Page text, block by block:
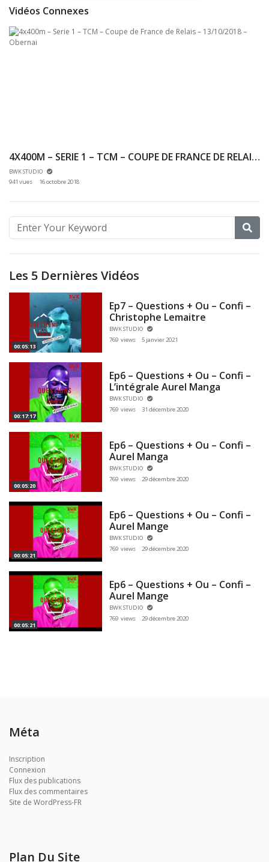
Vidéos Connexes
4X400M – SERIE 1 – TCM – COUPE DE FRANCE DE RELAIS – 13/10/2018 – OBERNAI
BWK STUDIO
941 vues
16 octobre 2018
Les 5 Dernières Vidéos
00:05:13
Ep7 – Questions + Ou – Confi –
Christophe Lemaitre
BWK STUDIO
769 views
5 janvier 2021
00:17:17
Ep6 – Questions + Ou – Confi –
L’intégrale Aurel Manga
BWK STUDIO
769 views
31 décembre 2020
00:05:20
Ep6 – Questions + Ou – Confi –
Aurel Manga
BWK STUDIO
769 views
29 décembre 2020
00:05:21
Ep6 – Questions + Ou – Confi –
Aurel Mange
BWK STUDIO
769 views
29 décembre 2020
00:05:21
Ep6 – Questions + Ou – Confi –
Aurel Mange
BWK STUDIO
769 views
29 décembre 2020
Méta
Inscription
Connexion
Flux des publications
Flux des commentaires
Site de WordPress-FR
Plan Du Site